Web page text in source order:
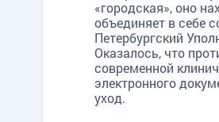
«городская», оно
объединяет в себе
Петербургский
Оказалось, что
современной
электронного
уход.